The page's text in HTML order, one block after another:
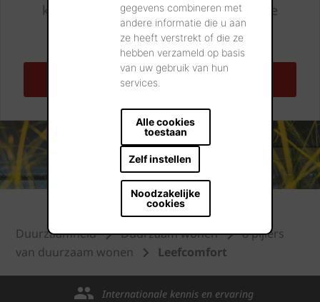
gegevens combineren met
andere informatie die u aan
ze heeft verstrekt of die ze
hebben verzameld op basis
van uw gebruik van hun
services.
Alle cookies
toestaan
Zelf instellen
Noodzakelijke
cookies
kunnen we werken aan een nog betere
dienstverlening en bouwproducten.
STUUR UW WIENERBERGER BOUWPROJECT
DOOR!
Duurzaamheid Duurzaam wonen
8 pijlers
van duurzaam wonen
Leefcomfort
Internationale kennis en ervaring